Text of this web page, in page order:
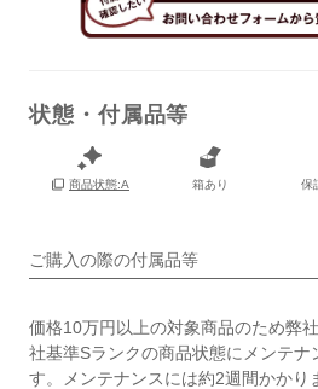
状態・付属品等
商品状態:A 箱あり 保
ご購入の際の付属品等
価格10万円以上の対象商品のため弊
社基準Sランクの商品状態にメンテナ
す。メンテナンスには約2週間かかり